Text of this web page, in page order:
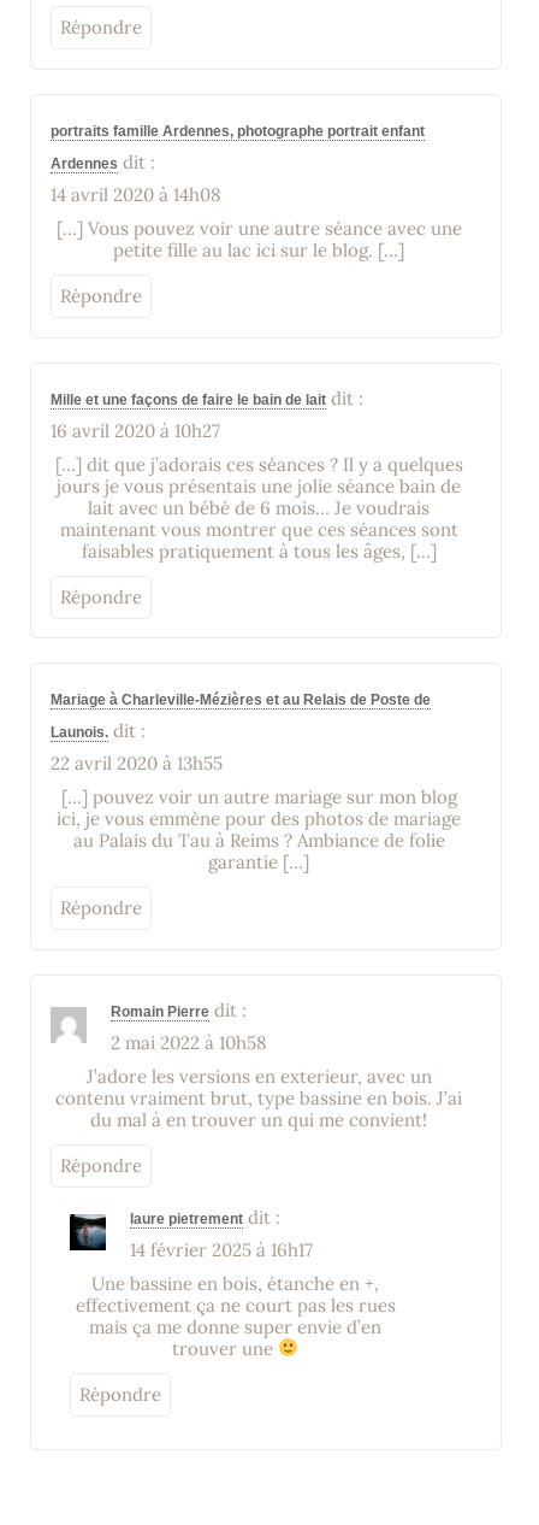
Répondre
portraits famille Ardennes, photographe portrait enfant
Ardennes dit :
14 avril 2020 à 14h08
[…] Vous pouvez voir une autre séance avec une
petite fille au lac ici sur le blog. […]
Répondre
Mille et une façons de faire le bain de lait dit :
16 avril 2020 à 10h27
[…] dit que j’adorais ces séances ? Il y a quelques
jours je vous présentais une jolie séance bain de
lait avec un bébé de 6 mois… Je voudrais
maintenant vous montrer que ces séances sont
faisables pratiquement à tous les âges, […]
Répondre
Mariage à Charleville-Mézières et au Relais de Poste de
Launois. dit :
22 avril 2020 à 13h55
[…] pouvez voir un autre mariage sur mon blog
ici, je vous emmène pour des photos de mariage
au Palais du Tau à Reims ? Ambiance de folie
garantie […]
Répondre
Romain Pierre dit :
2 mai 2022 à 10h58
J’adore les versions en exterieur, avec un
contenu vraiment brut, type bassine en bois. J’ai
du mal à en trouver un qui me convient!
Répondre
laure pietrement dit :
14 février 2025 à 16h17
Une bassine en bois, étanche en +,
effectivement ça ne court pas les rues
mais ça me donne super envie d’en
trouver une
Répondre